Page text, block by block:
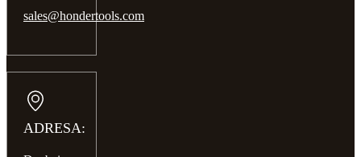
sales@hondertools.com
ADRESA: